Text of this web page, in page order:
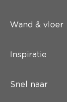
Wand & vloer
Inspiratie
Snel naar